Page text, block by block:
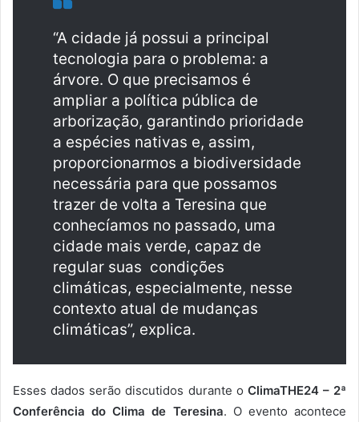
“A cidade já possui a principal
tecnologia para o problema: a
árvore. O que precisamos é
ampliar a política pública de
arborização, garantindo prioridade
a espécies nativas e, assim,
proporcionarmos a biodiversidade
necessária para que possamos
trazer de volta a Teresina que
conhecíamos no passado, uma
cidade mais verde, capaz de
regular suas condições
climáticas, especialmente, nesse
contexto atual de mudanças
climáticas”, explica.
Esses dados serão discutidos durante o ClimaTHE24 – 2ª
Conferência do Clima de Teresina. O evento acontece